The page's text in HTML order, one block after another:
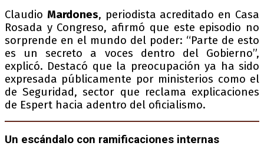
Claudio Mardones, periodista acreditado en Casa
Rosada y Congreso, afirmó que este episodio no
sorprende en el mundo del poder: “Parte de esto
es un secreto a voces dentro del Gobierno”,
explicó. Destacó que la preocupación ya ha sido
expresada públicamente por ministerios como el
de Seguridad, sector que reclama explicaciones
de Espert hacia adentro del oficialismo.
Un escándalo con ramificaciones internas